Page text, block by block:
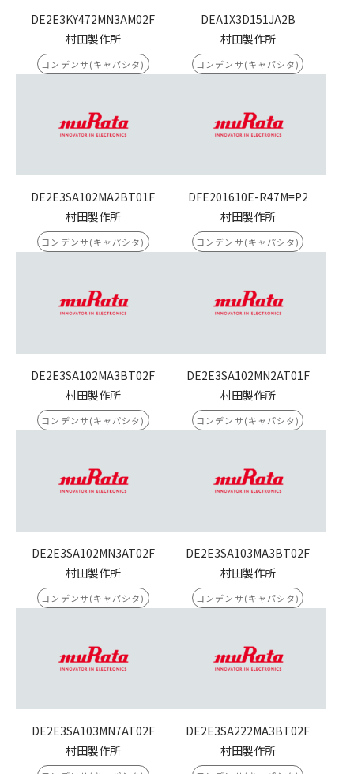
DE2E3KY472MN3AM02F
村田製作所
コンデンサ(キャパシタ)
DEA1X3D151JA2B
村田製作所
コンデンサ(キャパシタ)
DE2E3SA102MA2BT01F
村田製作所
コンデンサ(キャパシタ)
DFE201610E-R47M=P2
村田製作所
コンデンサ(キャパシタ)
DE2E3SA102MA3BT02F
村田製作所
コンデンサ(キャパシタ)
DE2E3SA102MN2AT01F
村田製作所
コンデンサ(キャパシタ)
DE2E3SA102MN3AT02F
村田製作所
コンデンサ(キャパシタ)
DE2E3SA103MA3BT02F
村田製作所
コンデンサ(キャパシタ)
DE2E3SA103MN7AT02F
村田製作所
DE2E3SA222MA3BT02F
村田製作所